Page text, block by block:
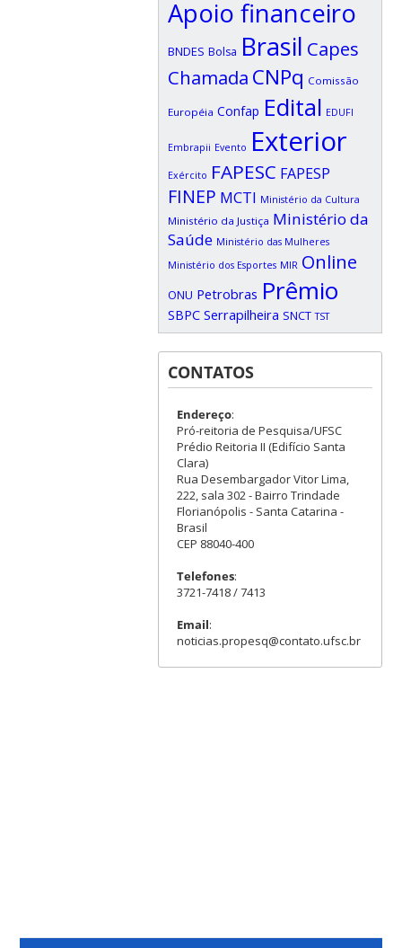
Apoio financeiro
BNDES Bolsa Brasil Capes
Chamada CNPq Comissão
Européia Confap Edital EDUFI
Embrapii Evento Exterior
Exército FAPESC FAPESP
FINEP MCTI Ministério da Cultura
Ministério da Justiça Ministério da
Saúde Ministério das Mulheres
Ministério dos Esportes MIR Online
ONU Petrobras Prêmio
SBPC Serrapilheira SNCT TST
CONTATOS
Endereço:
Pró-reitoria de Pesquisa/UFSC
Prédio Reitoria II (Edifício Santa
Clara)
Rua Desembargador Vitor Lima,
222, sala 302 - Bairro Trindade
Florianópolis - Santa Catarina -
Brasil
CEP 88040-400
Telefones:
3721-7418 / 7413
Email:
noticias.propesq@contato.ufsc.br